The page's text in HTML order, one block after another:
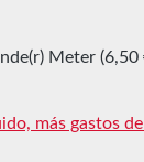
Meter (6,50
más gastos